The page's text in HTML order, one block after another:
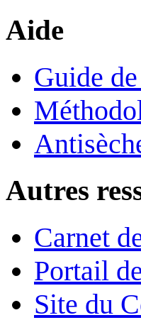
Aide
Guide
Autres
Carnet
Portail
Site du